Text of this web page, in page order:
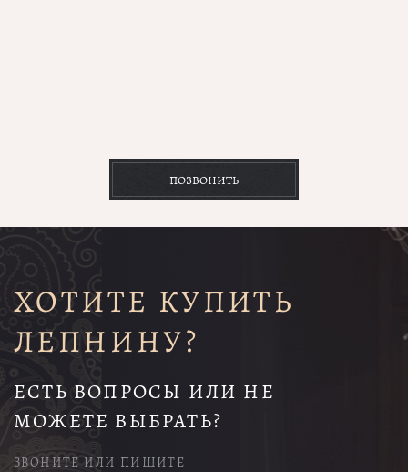
ПОЗВОНИТЬ
ХОТИТЕ КУПИТЬ
ЛЕПНИНУ?
ЕСТЬ ВОПРОСЫ ИЛИ НЕ
МОЖЕТЕ ВЫБРАТЬ?
ЗВОНИТЕ ИЛИ ПИШИТЕ